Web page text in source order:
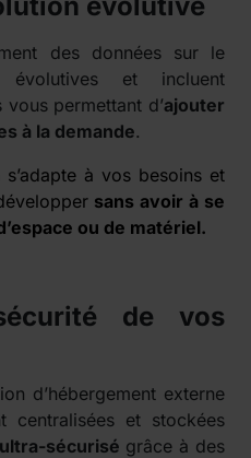
des données sur le
et incluent
permettant d’ajouter
à la demande.
à vos besoins et
sans avoir à se
ou de matériel.
de vos
d’hébergement externe
centralisées et stockées
sécurisé grâce à des